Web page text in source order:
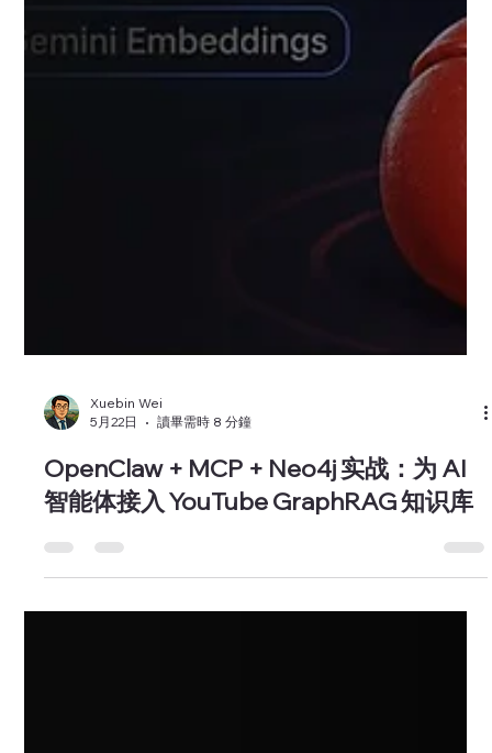
5月22日
讀畢需時 8 分鐘
OpenClaw + MCP + Neo4j 实战：为 AI
智能体接入 YouTube GraphRAG 知识库